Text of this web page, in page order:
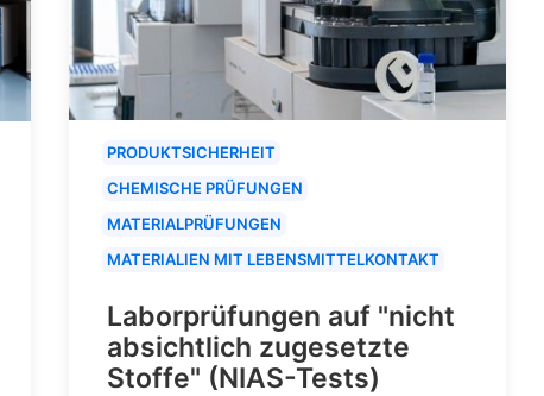
PRODUKTSICHERHEIT
CHEMISCHE PRÜFUNGEN
MATERIALPRÜFUNGEN
MATERIALIEN MIT LEBENSMITTELKONTAKT
Laborprüfungen auf "nicht
absichtlich zugesetzte
Stoffe" (NIAS-Tests)